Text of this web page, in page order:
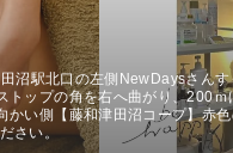
沼駅北口の左側NewDaysさん
ップの角を右へ曲がり、200ｍ
かい側【藤和津田沼コープ】赤
さい。